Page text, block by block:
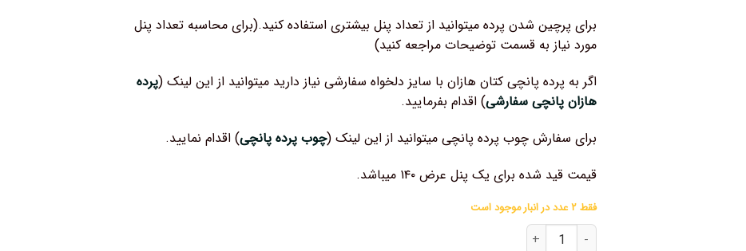
برای پرچین شدن پرده میتوانید از تعداد پنل بیشتری استفاده کنید.(برای محاسبه تعداد پنل
مورد نیاز به قسمت توضیحات مراجعه کنید)
اگر به پرده پانچی کتان هازان با سایز دلخواه سفارشی نیاز دارید میتوانید از این لینک (پرده
هازان پانچی سفارشی) اقدام بفرمایید.
برای سفارش چوب پرده پانچی میتوانید از این لینک (چوب پرده پانچی) اقدام نمایید.
قیمت قید شده برای یک پنل عرض ۱۴۰ میباشد.
فقط ۲ عدد در انبار موجود است